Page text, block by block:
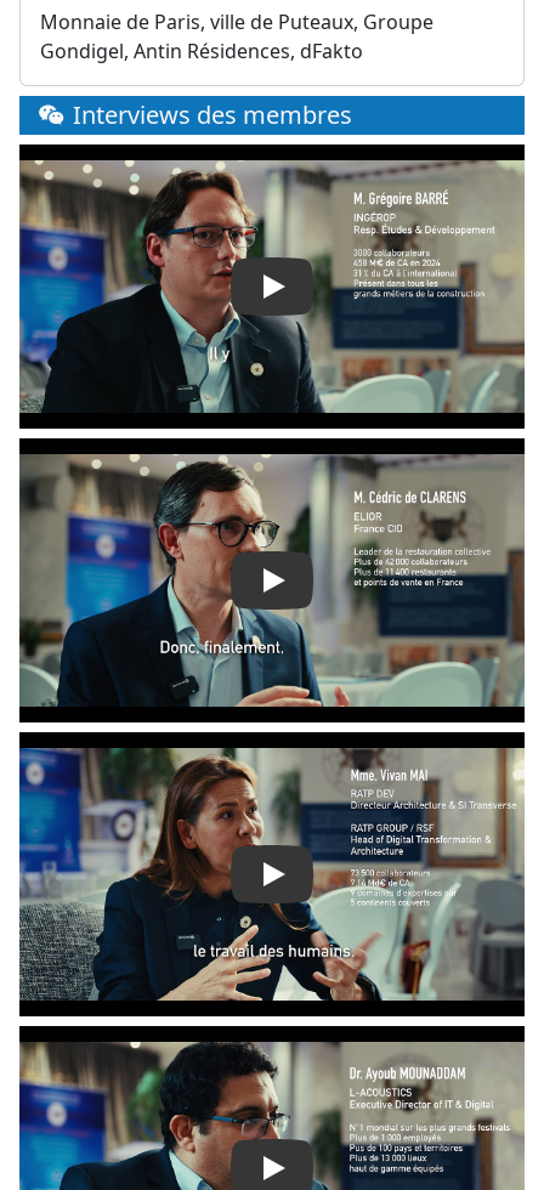
Monnaie de Paris, ville de Puteaux, Groupe
Gondigel, Antin Résidences, dFakto
Interviews des membres
Play
Play
Play
Play